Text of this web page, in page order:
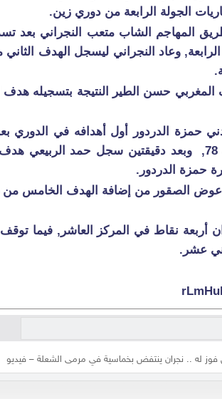
الجولة الرابعة من دوري زين.
المهاجم الشاب متعب النجراني بعد
وعاد النجراني ليسجل الهدف
حسن الطير النتيجة بتسجيله هدف
حمزة الدردور أول أهدافه في الدوري
خارج منطقة الجزاء عند الدقيقة 78, وبعد دقيقتين سجل حمد
حمزة الدردور.
عوض الصقور من إضافة الهدف الخامس
أربعة نقاط في المركز العاشر, فيما
عشر.
له .. نجران ينتفض بخماسية في مرمى الشعلة – فيديو